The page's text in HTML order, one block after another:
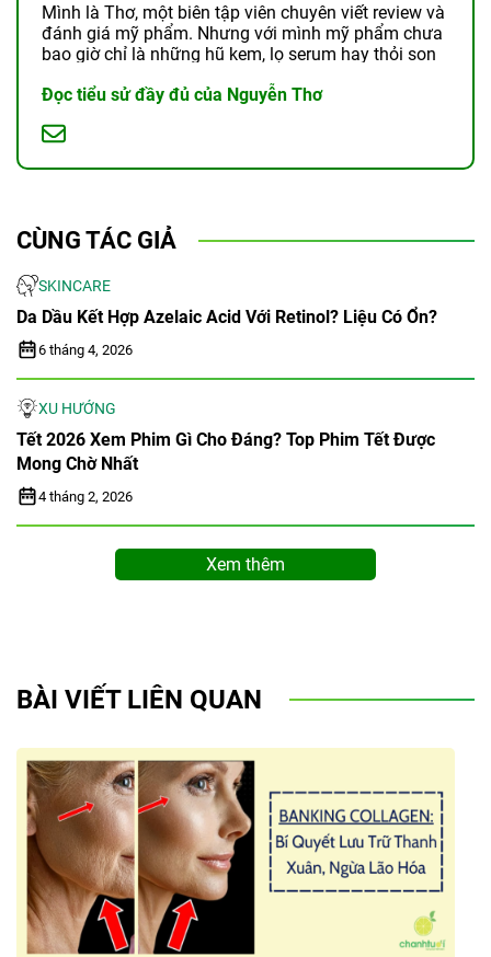
Mình là Thơ, một biên tập viên chuyên viết review và
đánh giá mỹ phẩm. Nhưng với mình mỹ phẩm chưa
bao giờ chỉ là những hũ kem, lọ serum hay thỏi son
Đọc tiểu sử đầy đủ của Nguyễn Thơ
CÙNG TÁC GIẢ
SKINCARE
Da Dầu Kết Hợp Azelaic Acid Với Retinol? Liệu Có Ổn?
6 tháng 4, 2026
XU HƯỚNG
Tết 2026 Xem Phim Gì Cho Đáng? Top Phim Tết Được
Mong Chờ Nhất
4 tháng 2, 2026
Xem thêm
BÀI VIẾT LIÊN QUAN